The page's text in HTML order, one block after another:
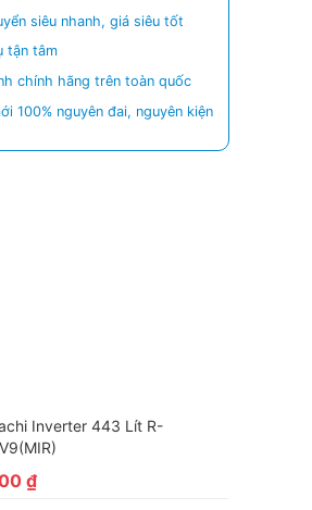
siêu nhanh, giá siêu tốt
tận tâm
chính hãng trên toàn quốc
100% nguyên đai, nguyên kiện
Inverter 443 Lít R-
₫